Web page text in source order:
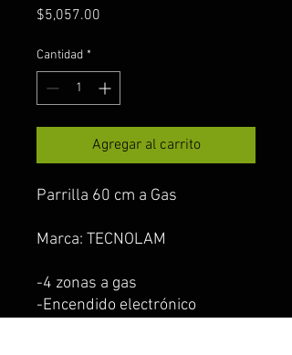
$5,057.00
Cantidad *
Agregar al carrito
Parrilla 60 cm a Gas
Marca: TECNOLAM
-4 zonas a gas
-Encendido electrónico